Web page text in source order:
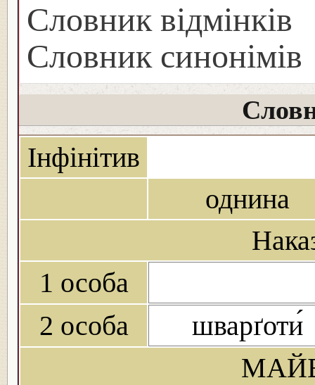
Словник відмінків
Словник синонімів
Інфінітив
однина
1 особа
2 особа
шварґоти́